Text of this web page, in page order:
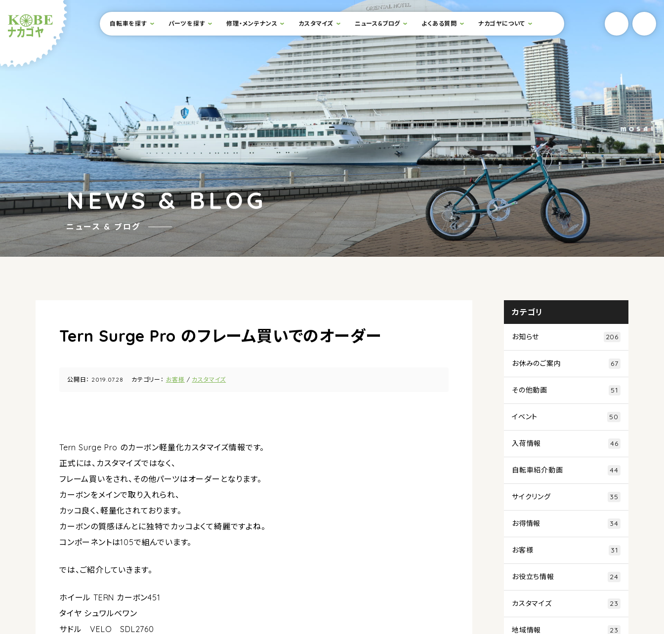
サイト内メニュー
本文までスキップ
自転車を探す パーツを探す 修理・メンテナンス カスタマイズ ニュース&ブログ よくある質問 ナカゴヤについて 検索フォームを開閉する YouTube
NEWS & BLOG
ニュース & ブログ
Tern Surge Pro のフレーム買いでのオーダー
公開日： 2019.07.28 カテゴリー： お客様 カスタマイズ
Tern Surge Pro のカーボン軽量化カスタマイズ情報です。
正式には、カスタマイズではなく、
フレーム買いをされ、その他パーツはオーダーとなります。
カーボンをメインで取り入れられ、
カッコ良く、軽量化されております。
カーボンの質感ほんとに独特でカッコよくて綺麗ですよね。
コンポーネントは105で組んでいます。
では、ご紹介していきます。
ホイール TERN カーボン451
タイヤ シュワルベワン
サドル VELO SDL2760
カテゴリ
お知らせ 206
お休みのご案内 67
その他動画 51
イベント 50
入荷情報 46
自転車紹介動画 44
サイクリング 35
お得情報 34
お客様 31
お役立ち情報 24
カスタマイズ 23
地域情報 23